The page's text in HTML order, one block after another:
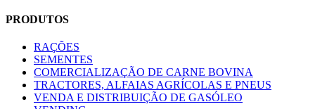
PRODUTOS
RAÇÕES
SEMENTES
COMERCIALIZAÇÃO DE CARNE BOVINA
TRACTORES, ALFAIAS AGRÍCOLAS E PNEUS
VENDA E DISTRIBUIÇÃO DE GASÓLEO